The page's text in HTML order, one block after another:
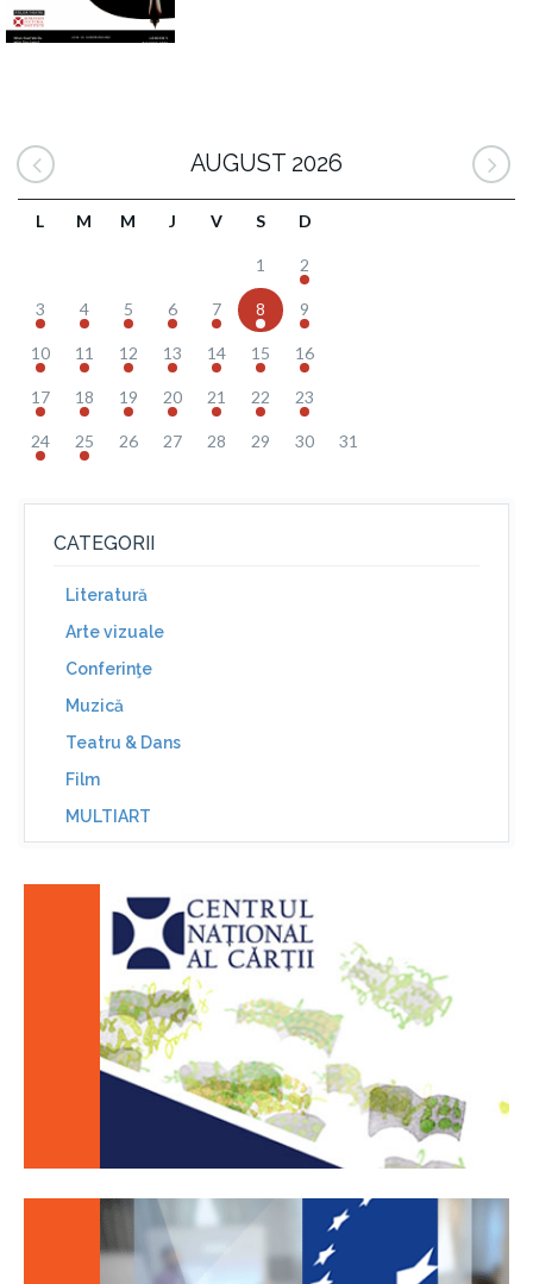
AUGUST 2026
L M M J V S D
1 2
3 4 5 6 7 8 9
10 11 12 13 14 15 16
17 18 19 20 21 22 23
24 25 26 27 28 29 30 31
CATEGORII
Literatură
Arte vizuale
Conferinţe
Muzică
Teatru & Dans
Film
MULTIART